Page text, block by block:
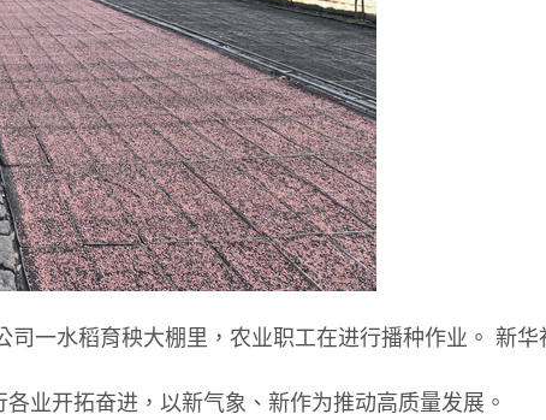
一水稻育秧大棚里，农业职工在进行播种作业。 新
业开拓奋进，以新气象、新作为推动高质量发展。